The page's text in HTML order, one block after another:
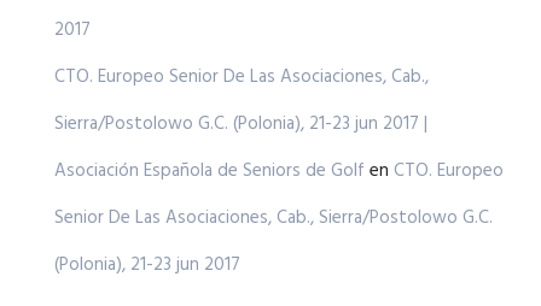
2017
CTO. Europeo Senior De Las Asociaciones, Cab.,
Sierra/Postolowo G.C. (Polonia), 21-23 jun 2017 |
Asociación Española de Seniors de Golf en CTO. Europeo
Senior De Las Asociaciones, Cab., Sierra/Postolowo G.C.
(Polonia), 21-23 jun 2017